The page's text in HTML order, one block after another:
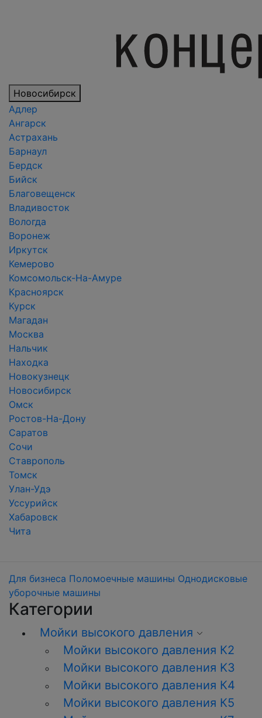
Новосибирск
Адлер
Ангарск
Астрахань
Барнаул
Бердск
Бийск
Благовещенск
Владивосток
Вологда
Воронеж
Иркутск
Кемерово
Комсомольск-На-Амуре
Красноярск
Курск
Магадан
Москва
Нальчик
Находка
Новокузнецк
Новосибирск
Омск
Ростов-На-Дону
Саратов
Сочи
Ставрополь
Томск
Улан-Удэ
Уссурийск
Хабаровск
Чита
Для бизнеса Поломоечные машины Однодисковые
уборочные машины
Категории
Мойки высокого давления
Мойки высокого давления К2
Мойки высокого давления K3
Мойки высокого давления К4
Мойки высокого давления К5